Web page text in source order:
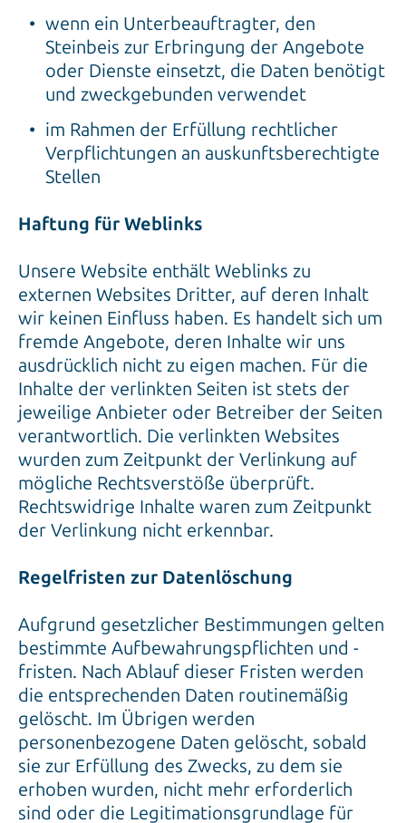
wenn ein Unterbeauftragter, den
Steinbeis zur Erbringung der Angebote
oder Dienste einsetzt, die Daten benötigt
und zweckgebunden verwendet
im Rahmen der Erfüllung rechtlicher
Verpflichtungen an auskunftsberechtigte
Stellen
Haftung für Weblinks
Unsere Website enthält Weblinks zu
externen Websites Dritter, auf deren Inhalt
wir keinen Einfluss haben. Es handelt sich um
fremde Angebote, deren Inhalte wir uns
ausdrücklich nicht zu eigen machen. Für die
Inhalte der verlinkten Seiten ist stets der
jeweilige Anbieter oder Betreiber der Seiten
verantwortlich. Die verlinkten Websites
wurden zum Zeitpunkt der Verlinkung auf
mögliche Rechtsverstöße überprüft.
Rechtswidrige Inhalte waren zum Zeitpunkt
der Verlinkung nicht erkennbar.
Regelfristen zur Datenlöschung
Aufgrund gesetzlicher Bestimmungen gelten
bestimmte Aufbewahrungspflichten und -
fristen. Nach Ablauf dieser Fristen werden
die entsprechenden Daten routinemäßig
gelöscht. Im Übrigen werden
personenbezogene Daten gelöscht, sobald
sie zur Erfüllung des Zwecks, zu dem sie
erhoben wurden, nicht mehr erforderlich
sind oder die Legitimationsgrundlage für